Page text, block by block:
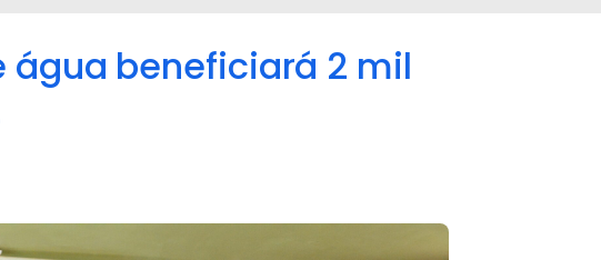
beneficiará 2 mil